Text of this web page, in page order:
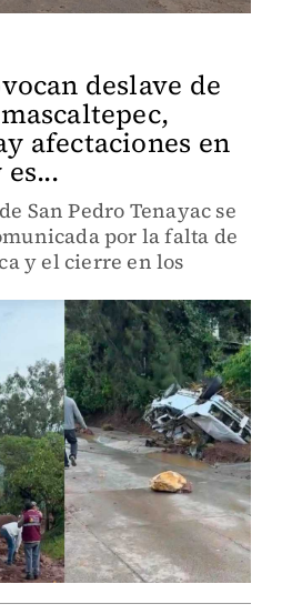
deslave de
afectaciones en
San Pedro Tenayac se
por la falta de
y el cierre en los